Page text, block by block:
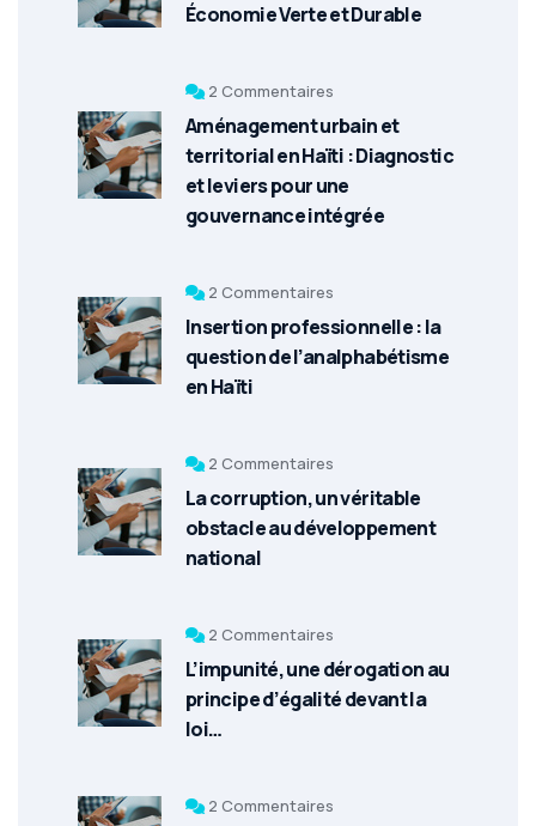
Économie Verte et Durable
2 Commentaires
Aménagement urbain et
territorial en Haïti : Diagnostic
et leviers pour une
gouvernance intégrée
2 Commentaires
Insertion professionnelle : la
question de l’analphabétisme
en Haïti
2 Commentaires
La corruption, un véritable
obstacle au développement
national
2 Commentaires
L’impunité, une dérogation au
principe d’égalité devant la
loi…
2 Commentaires